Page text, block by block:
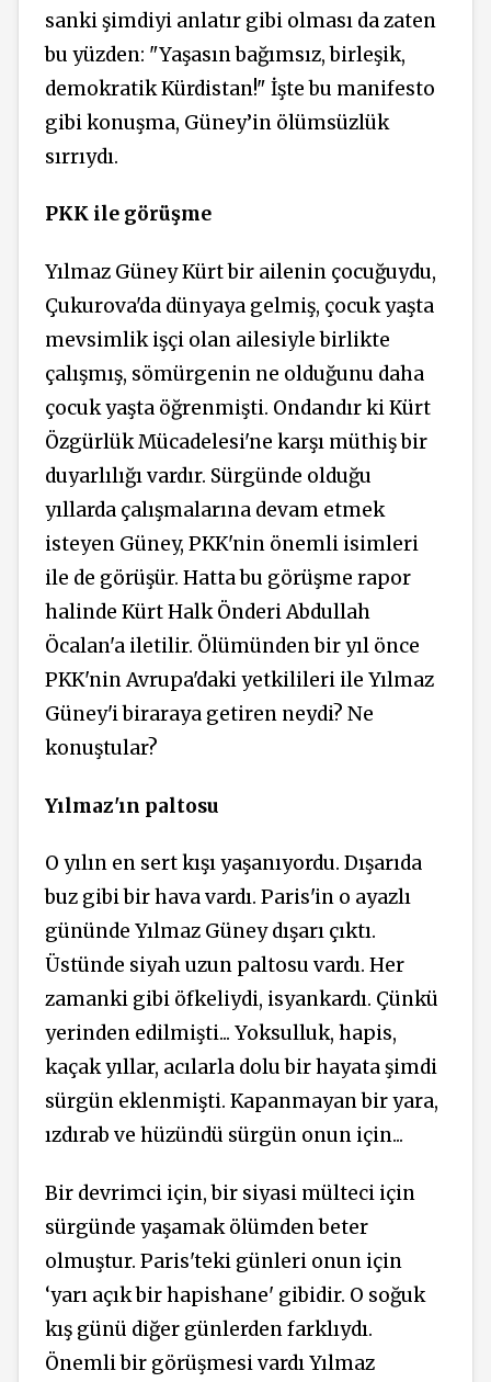
sanki şimdiyi anlatır gibi olması da zaten
bu yüzden: "Yaşasın bağımsız, birleşik,
demokratik Kürdistan!" İşte bu manifesto
gibi konuşma, Güney’in ölümsüzlük
sırrıydı.
PKK ile görüşme
Yılmaz Güney Kürt bir ailenin çocuğuydu,
Çukurova'da dünyaya gelmiş, çocuk yaşta
mevsimlik işçi olan ailesiyle birlikte
çalışmış, sömürgenin ne olduğunu daha
çocuk yaşta öğrenmişti. Ondandır ki Kürt
Özgürlük Mücadelesi'ne karşı müthiş bir
duyarlılığı vardır. Sürgünde olduğu
yıllarda çalışmalarına devam etmek
isteyen Güney, PKK'nin önemli isimleri
ile de görüşür. Hatta bu görüşme rapor
halinde Kürt Halk Önderi Abdullah
Öcalan'a iletilir. Ölümünden bir yıl önce
PKK'nin Avrupa'daki yetkilileri ile Yılmaz
Güney'ibiraraya getiren neydi? Ne
konuştular?
Yılmaz'ın paltosu
O yılın en sert kışı yaşanıyordu. Dışarıda
buz gibi bir hava vardı. Paris'in o ayazlı
gününde Yılmaz Güney dışarı çıktı.
Üstünde siyah uzun paltosu vardı. Her
zamanki gibi öfkeliydi, isyankardı. Çünkü
yerinden edilmişti... Yoksulluk, hapis,
kaçak yıllar, acılarla dolu bir hayata şimdi
sürgün eklenmişti. Kapanmayan bir yara,
ızdırab ve hüzündü sürgün onun için...
Bir devrimci için, bir siyasi mülteci için
sürgünde yaşamak ölümden beter
olmuştur. Paris'teki günleri onun için
‘yarı açık bir hapishane' gibidir. O soğuk
kış günü diğer günlerden farklıydı.
Önemli bir görüşmesi vardı Yılmaz